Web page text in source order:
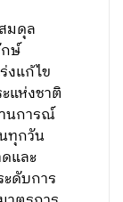
มดุล
ษ์
งแก้ไข
แห่งชาติ
นการณ์
ทุกวัน
และ
ดับการ